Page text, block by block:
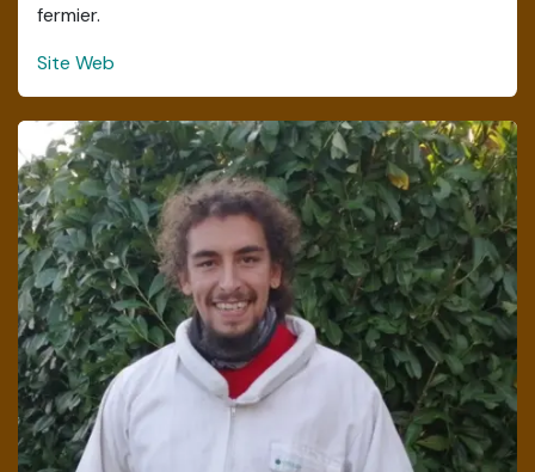
fermier.
Site Web
Chambre d'hôte (ouverture en mars
2025)